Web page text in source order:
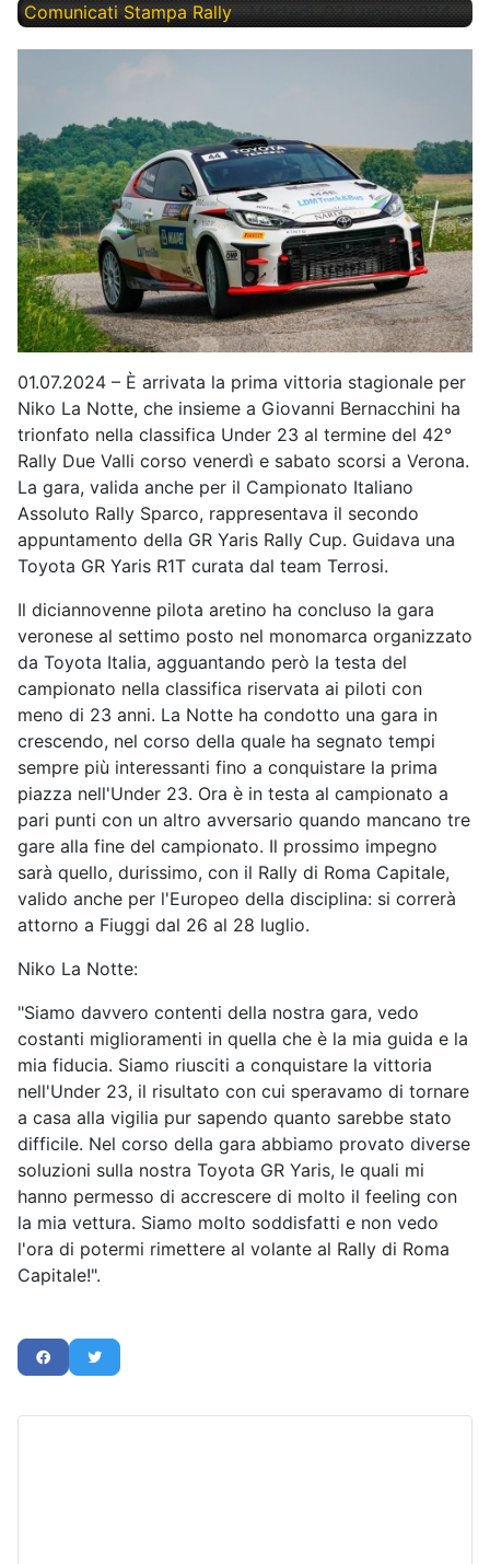
Comunicati Stampa Rally Martedì, 02 Luglio 2024
01.07.2024 – È arrivata la prima vittoria stagionale per
Niko La Notte, che insieme a Giovanni Bernacchini ha
trionfato nella classifica Under 23 al termine del 42°
Rally Due Valli corso venerdì e sabato scorsi a Verona.
La gara, valida anche per il Campionato Italiano
Assoluto Rally Sparco, rappresentava il secondo
appuntamento della GR Yaris Rally Cup. Guidava una
Toyota GR Yaris R1T curata dal team Terrosi.
Il diciannovenne pilota aretino ha concluso la gara
veronese al settimo posto nel monomarca organizzato
da Toyota Italia, agguantando però la testa del
campionato nella classifica riservata ai piloti con
meno di 23 anni. La Notte ha condotto una gara in
crescendo, nel corso della quale ha segnato tempi
sempre più interessanti fino a conquistare la prima
piazza nell'Under 23. Ora è in testa al campionato a
pari punti con un altro avversario quando mancano tre
gare alla fine del campionato. Il prossimo impegno
sarà quello, durissimo, con il Rally di Roma Capitale,
valido anche per l'Europeo della disciplina: si correrà
attorno a Fiuggi dal 26 al 28 luglio.
Niko La Notte:
"Siamo davvero contenti della nostra gara, vedo
costanti miglioramenti in quella che è la mia guida e la
mia fiducia. Siamo riusciti a conquistare la vittoria
nell'Under 23, il risultato con cui speravamo di tornare
a casa alla vigilia pur sapendo quanto sarebbe stato
difficile. Nel corso della gara abbiamo provato diverse
soluzioni sulla nostra Toyota GR Yaris, le quali mi
hanno permesso di accrescere di molto il feeling con
la mia vettura. Siamo molto soddisfatti e non vedo
l'ora di potermi rimettere al volante al Rally di Roma
Capitale!".